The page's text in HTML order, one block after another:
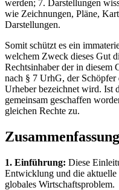
werden; 7. Darstellungen
wie Zeichnungen, Pläne,
Darstellungen.
Somit schützt es ein
welchem Zweck dieses Gut
Rechtsinhaber der in diesem
nach § 7 UrhG, der Schöpfer
Urheber bezeichnet wird. Ist
gemeinsam geschaffen
gleichen Rechte zu.
1. Einführung: Diese
Entwicklung und die aktuelle
globales Wirtschaftsproblem.